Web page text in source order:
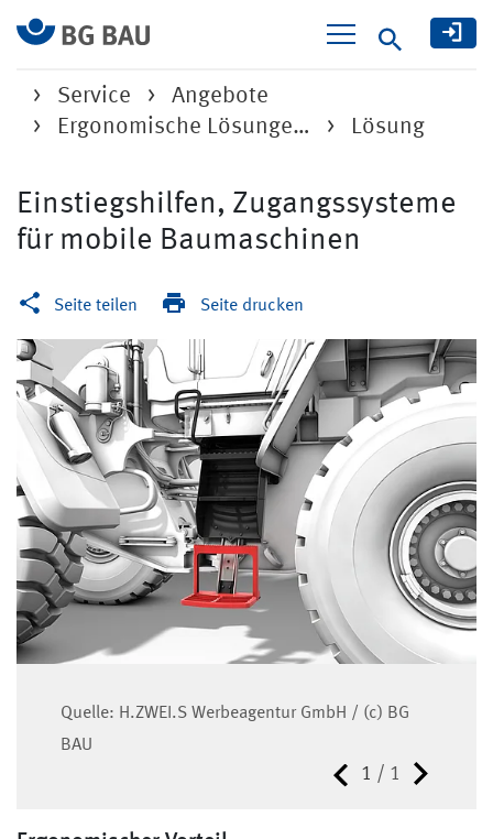
Suche
Service
Angebote
Ergonomische Lösunge…
Lösung
Einstiegshilfen, Zugangssysteme
für mobile Baumaschinen
Seite teilen Seite drucken
Quelle: H.ZWEI.S Werbeagentur GmbH / (c) BG
BAU
1 / 1